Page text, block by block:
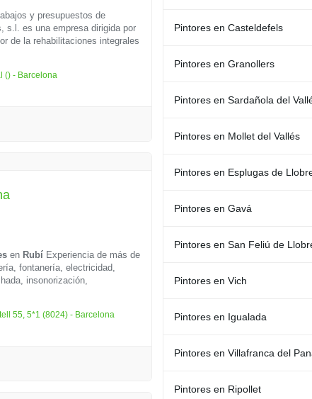
y presupuestos de
s.l. es una empresa dirigida por
de la rehabilitaciones integrales
() - Barcelona
en Rubí Experiencia de más de
fontanería, electricidad,
insonorización,
55, 5*1 (8024) - Barcelona
Pintores en Casteldefels
Pintores en Granollers
Pintores en Sardañola del
Pintores en Mollet del Vallés
Pintores en Esplugas de
Pintores en Gavá
Pintores en San Feliú de
Pintores en Vich
Pintores en Igualada
Pintores en Villafranca del
Pintores en Ripollet